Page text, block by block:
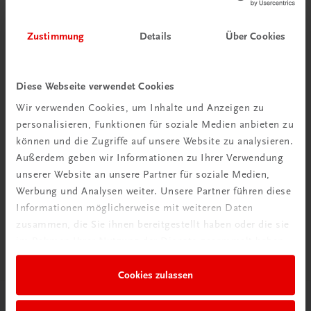
Zustimmung Details Über Cookies
Diese Webseite verwendet Cookies
Wir verwenden Cookies, um Inhalte und Anzeigen zu
personalisieren, Funktionen für soziale Medien anbieten zu
können und die Zugriffe auf unsere Website zu analysieren.
Außerdem geben wir Informationen zu Ihrer Verwendung
unserer Website an unsere Partner für soziale Medien,
Werbung und Analysen weiter. Unsere Partner führen diese
Informationen möglicherweise mit weiteren Daten
zusammen, die Sie ihnen bereitgestellt haben oder die sie
Cookies zulassen
Universität
Wer bin ich eigentlich?
€ 13,20